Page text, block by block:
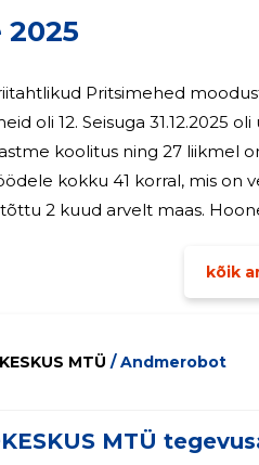
Pritsimehed
Ühingu 9 liikmel on
koolitus ning 27 liikmel on
kokku 41 korral, mis on
Hoonetekompleksi või maastikutulekahju
kõik
MTÜ / Andmerobot
MTÜ